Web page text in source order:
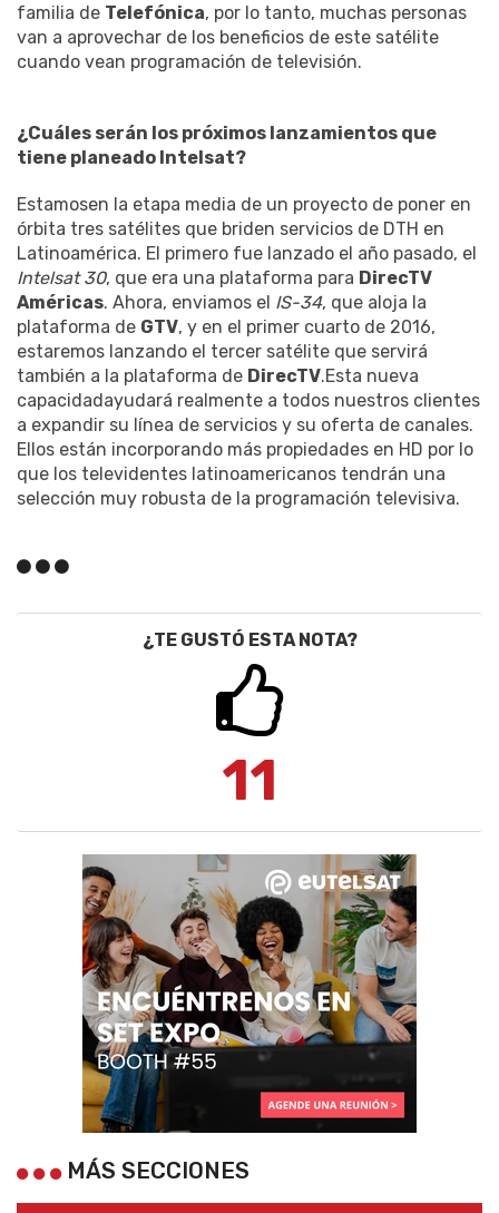
familia de Telefónica, por lo tanto, muchas personas
van a aprovechar de los beneficios de este satélite
cuando vean programación de televisión.
¿Cuáles serán los próximos lanzamientos que
tiene planeado Intelsat?
Estamosen la etapa media de un proyecto de poner en
órbita tres satélites que briden servicios de DTH en
Latinoamérica. El primero fue lanzado el año pasado, el
Intelsat 30, que era una plataforma para DirecTV
Américas. Ahora, enviamos el IS-34, que aloja la
plataforma de GTV, y en el primer cuarto de 2016,
estaremos lanzando el tercer satélite que servirá
también a la plataforma de DirecTV.Esta nueva
capacidadayudará realmente a todos nuestros clientes
a expandir su línea de servicios y su oferta de canales.
Ellos están incorporando más propiedades en HD por lo
que los televidentes latinoamericanos tendrán una
selección muy robusta de la programación televisiva.
¿TE GUSTÓ ESTA NOTA?
11
MÁS SECCIONES